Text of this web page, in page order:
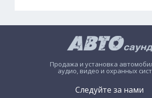
Продажа и установка
аудио, видео и охранных
Следуйте за нами